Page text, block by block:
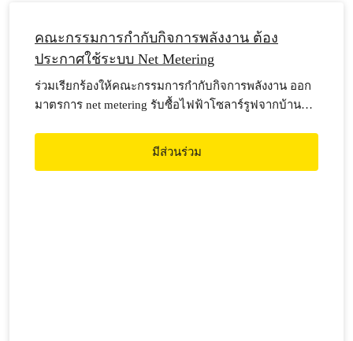
คณะกรรมการกำกับกิจการพลังงาน ต้อง
ประกาศใช้ระบบ Net Metering
ร่วมเรียกร้องให้คณะกรรมการกำกับกิจการพลังงาน ออก
มาตรการ net metering รับซื้อไฟฟ้าโซลาร์รูฟจากบ้าน
มีส่วนร่วม